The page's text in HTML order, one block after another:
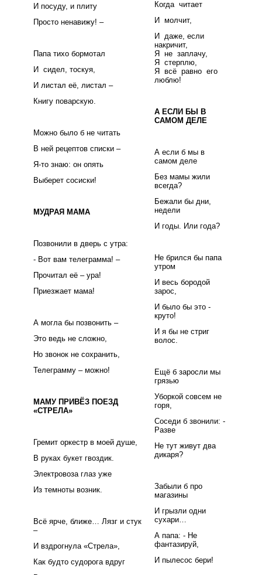
И посуду, и плиту
Просто ненавижу! –
Папа тихо бормотал
И сидел, тоскуя,
И листал её, листал –
Книгу поварскую.
Можно было б не читать
В ней рецептов списки –
Я-то знаю: он опять
Выберет сосиски!
МУДРАЯ МАМА
Позвонили в дверь с утра:
- Вот вам телеграмма! –
Прочитал её – ура!
Приезжает мама!
А могла бы позвонить –
Это ведь не сложно,
Но звонок не сохранить,
Телеграмму – можно!
МАМУ ПРИВЁЗ ПОЕЗД
«СТРЕЛА»
Гремит оркестр в моей душе,
В руках букет гвоздик.
Электровоза глаз уже
Из темноты возник.
Всё ярче, ближе… Лязг и стук
–
И вздрогнула «Стрела»,
Как будто судорога вдруг
Когда читает
И молчит,
И даже, если
накричит,
Я не заплачу,
Я стерплю,
Я всё равно его
люблю!
А ЕСЛИ БЫ В
САМОМ ДЕЛЕ
А если б мы в
самом деле
Без мамы жили
всегда?
Бежали бы дни,
недели
И годы. Или года?
Не брился бы папа
утром
И весь бородой
зарос,
И было бы это -
круто!
И я бы не стриг
волос.
Ещё б заросли мы
грязью
Уборкой совсем не
горя,
Соседи б звонили: -
Разве
Не тут живут два
дикаря?
Забыли б про
магазины
И грызли одни
сухари…
А папа: - Не
фантазируй,
И пылесос бери!